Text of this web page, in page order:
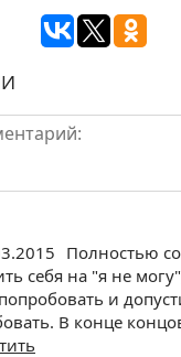
Полностью
себя на "я не
и
В конце